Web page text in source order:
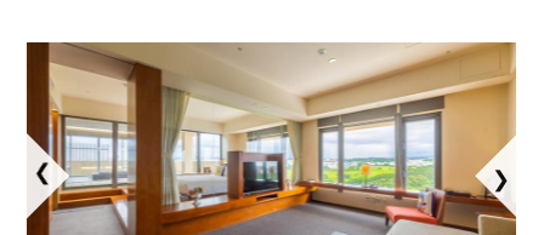
南方联谊会 ⌵
联络饭店 ⌵